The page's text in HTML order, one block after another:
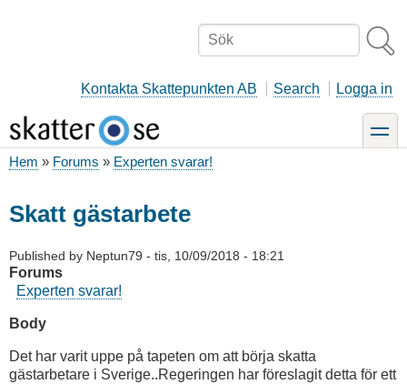
Sök
Kontakta Skattepunkten AB Search Logga in
toggle
Hem Forums Experten svarar!
Skatt gästarbete
Published by Neptun79 - tis, 10/09/2018 - 18:21
Forums
Experten svarar!
Body
Det har varit uppe på tapeten om att börja skatta
gästarbetare i Sverige..Regeringen har föreslagit detta för ett